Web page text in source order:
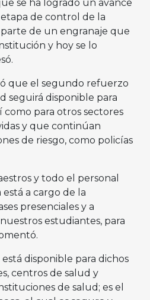
se ha logrado un avance
de control de la
de un engranaje que
y hoy se lo
que el segundo refuerzo
seguirá disponible para
como para otros sectores
y que continúan
de riesgo, como policías
y todo el personal
a cargo de la
presenciales y a
estudiantes, para
disponible para dichos
centros de salud y
de salud; es el